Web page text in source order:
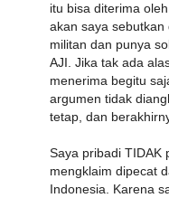
itu bisa diterima
akan saya sebutkan
militan dan punya
AJI. Jika tak ada
menerima begitu
argumen tidak
tetap, dan
Saya pribadi TIDAK
mengklaim dipecat
Indonesia. Karena